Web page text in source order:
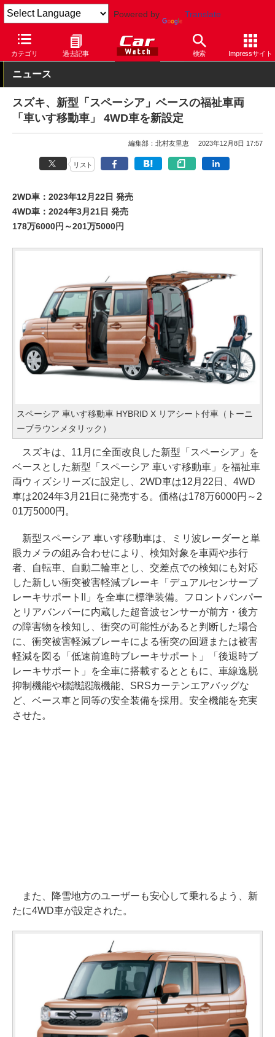
Powered by Translate
カテゴリ 過去記事 検索 Impressサイト
Car Watch 自動車 スズキ スペーシア
ニュース
スズキ、新型「スペーシア」ベースの福祉車両
「車いす移動車」 4WD車を新設定
編集部：北村友里恵 2023年12月8日 17:57
リスト
2WD車：2023年12月22日 発売
4WD車：2024年3月21日 発売
178万6000円～201万5000円
スペーシア 車いす移動車 HYBRID X リアシート付車（トーニ
ーブラウンメタリック）
スズキは、11月に全面改良した新型「スペーシア」を
ベースとした新型「スペーシア 車いす移動車」を福祉車
両ウィズシリーズに設定し、2WD車は12月22日、4WD
車は2024年3月21日に発売する。価格は178万6000円～2
01万5000円。
新型スペーシア 車いす移動車は、ミリ波レーダーと単
眼カメラの組み合わせにより、検知対象を車両や歩行
者、自転車、自動二輪車とし、交差点での検知にも対応
した新しい衝突被害軽減ブレーキ「デュアルセンサーブ
レーキサポートII」を全車に標準装備。フロントバンパー
とリアバンパーに内蔵した超音波センサーが前方・後方
の障害物を検知し、衝突の可能性があると判断した場合
に、衝突被害軽減ブレーキによる衝突の回避または被害
軽減を図る「低速前進時ブレーキサポート」「後退時ブ
レーキサポート」を全車に搭載するとともに、車線逸脱
抑制機能や標識認識機能、SRSカーテンエアバッグな
ど、ベース車と同等の安全装備を採用。安全機能を充実
させた。
また、降雪地方のユーザーも安心して乗れるよう、新
たに4WD車が設定された。